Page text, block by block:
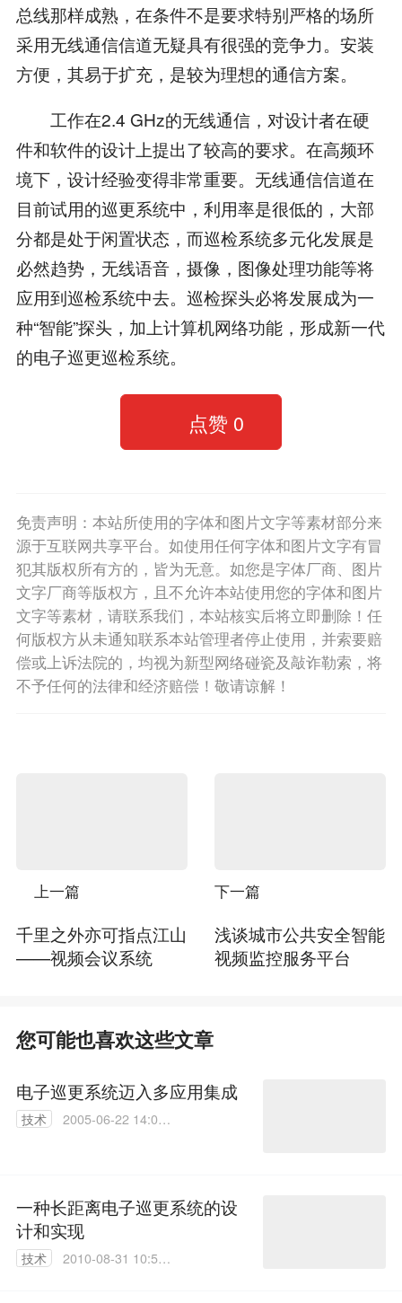
总线那样成熟，在条件不是要求特别严格的场所
采用无线通信信道无疑具有很强的竞争力。安装
方便，其易于扩充，是较为理想的通信方案。
工作在2.4 GHz的无线通信，对设计者在硬
件和软件的设计上提出了较高的要求。在高频环
境下，设计经验变得非常重要。无线通信信道在
目前试用的巡更系统中，利用率是很低的，大部
分都是处于闲置状态，而巡检系统多元化发展是
必然趋势，无线语音，摄像，图像处理功能等将
应用到巡检系统中去。巡检探头必将发展成为一
种“智能”探头，加上计算机网络功能，形成新一代
的电子巡更巡检系统。
点赞 0
免责声明：本站所使用的字体和图片文字等素材部分来
源于互联网共享平台。如使用任何字体和图片文字有冒
犯其版权所有方的，皆为无意。如您是字体厂商、图片
文字厂商等版权方，且不允许本站使用您的字体和图片
文字等素材，请联系我们，本站核实后将立即删除！任
何版权方从未通知联系本站管理者停止使用，并索要赔
偿或上诉法院的，均视为新型网络碰瓷及敲诈勒索，将
不予任何的法律和经济赔偿！敬请谅解！
上一篇
千里之外亦可指点江山
——视频会议系统
下一篇
浅谈城市公共安全智能
视频监控服务平台
您可能也喜欢这些文章
电子巡更系统迈入多应用集成
技术
2005-06-22 14:04:
一种长距离电子巡更系统的设
计和实现
技术
2010-08-31 10:52: